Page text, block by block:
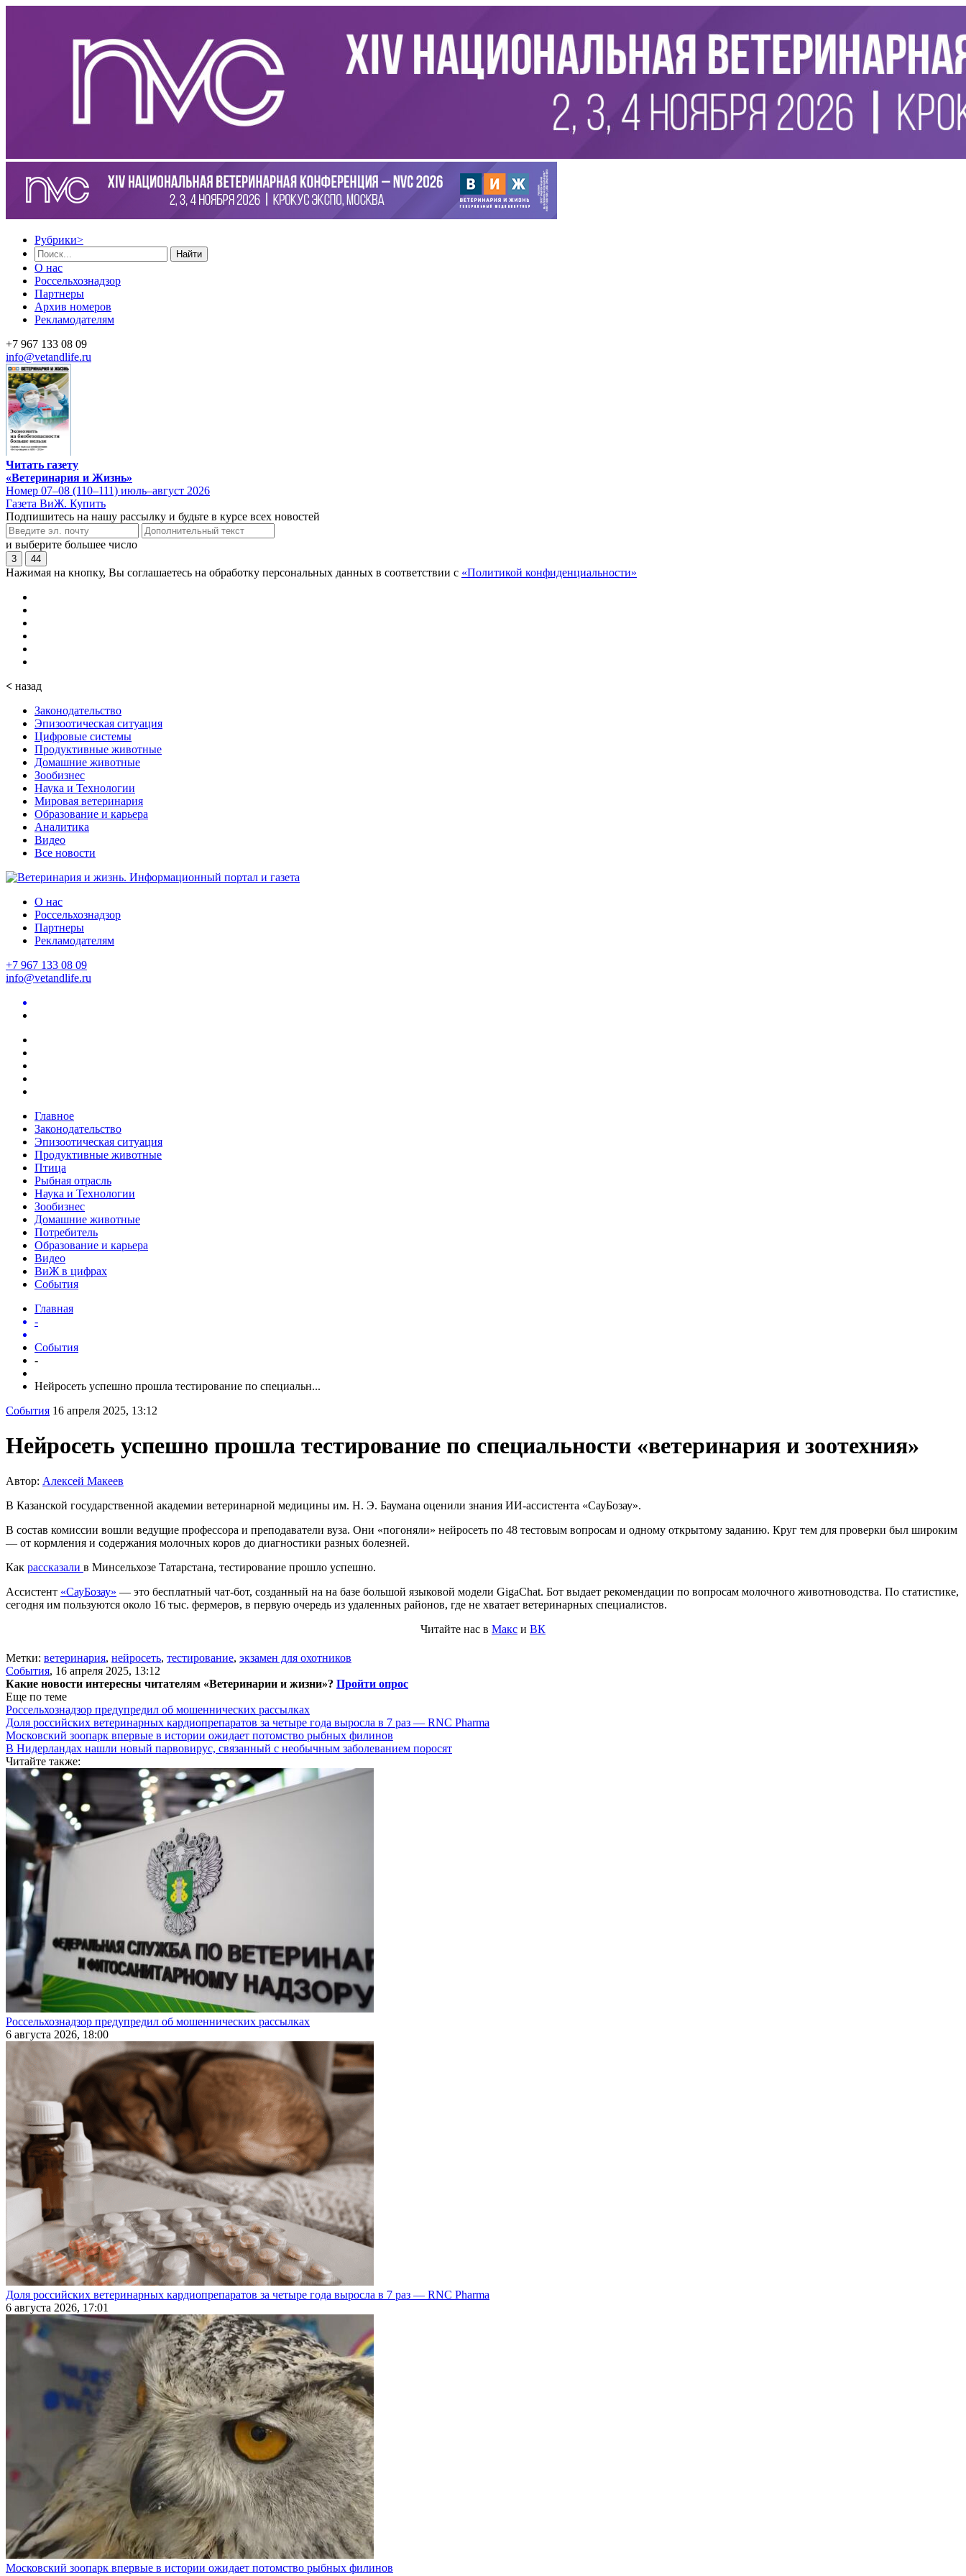
Рубрики>
Найти
О нас
Россельхознадзор
Партнеры
Архив номеров
Рекламодателям
+7 967 133 08 09
info@vetandlife.ru
Читать газету
«Ветеринария и Жизнь»
Номер 07–08 (110–111) июль–август 2026
Газета ВиЖ. Купить
Подпишитесь на нашу рассылку и будьте в курсе всех новостей
и выберите большее число
3 44
Нажимая на кнопку, Вы соглашаетесь на обработку персональных данных в соответствии с «Политикой конфиденциальности»
< назад
Законодательство
Эпизоотическая ситуация
Цифровые системы
Продуктивные животные
Домашние животные
Зообизнес
Наука и Технологии
Мировая ветеринария
Образование и карьера
Аналитика
Видео
Все новости
О нас
Россельхознадзор
Партнеры
Рекламодателям
+7 967 133 08 09
info@vetandlife.ru
Главное
Законодательство
Эпизоотическая ситуация
Продуктивные животные
Птица
Рыбная отрасль
Наука и Технологии
Зообизнес
Домашние животные
Потребитель
Образование и карьера
Видео
ВиЖ в цифрах
События
Главная
-
События
-
Нейросеть успешно прошла тестирование по специальн...
События 16 апреля 2025, 13:12
Нейросеть успешно прошла тестирование по специальности «ветеринария и зоотехния»
Автор: Алексей Макеев
В Казанской государственной академии ветеринарной медицины им. Н. Э. Баумана оценили знания ИИ-ассистента «СауБозау».
В состав комиссии вошли ведущие профессора и преподаватели вуза. Они «погоняли» нейросеть по 48 тестовым вопросам и одному открытому заданию. Круг тем для проверки был широким
— от кормления и содержания молочных коров до диагностики разных болезней.
Как рассказали в Минсельхозе Татарстана, тестирование прошло успешно.
Ассистент «СауБозау» — это бесплатный чат-бот, созданный на на базе большой языковой модели GigaChat. Бот выдает рекомендации по вопросам молочного животноводства. По статистике,
сегодня им пользуются около 16 тыс. фермеров, в первую очередь из удаленных районов, где не хватает ветеринарных специалистов.
Читайте нас в Макс и ВК
Метки: ветеринария, нейросеть, тестирование, экзамен для охотников
События, 16 апреля 2025, 13:12
Какие новости интересны читателям «Ветеринарии и жизни»? Пройти опрос
Еще по теме
Россельхознадзор предупредил об мошеннических рассылках
Доля российских ветеринарных кардиопрепаратов за четыре года выросла в 7 раз — RNC Pharma
Московский зоопарк впервые в истории ожидает потомство рыбных филинов
В Нидерландах нашли новый парвовирус, связанный с необычным заболеванием поросят
Читайте также:
Россельхознадзор предупредил об мошеннических рассылках
6 августа 2026, 18:00
Доля российских ветеринарных кардиопрепаратов за четыре года выросла в 7 раз — RNC Pharma
6 августа 2026, 17:01
Московский зоопарк впервые в истории ожидает потомство рыбных филинов